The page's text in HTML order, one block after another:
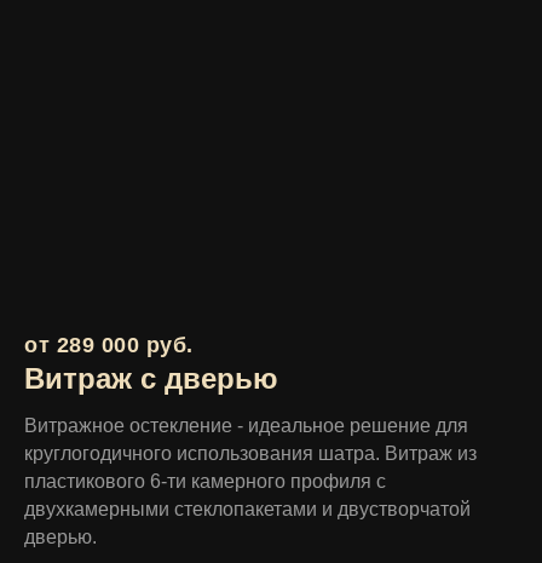
от 289 000 руб.
Витраж с дверью
Витражное остекление - идеальное решение для
круглогодичного использования шатра. Витраж из
пластикового 6-ти камерного профиля с
двухкамерными стеклопакетами и двустворчатой
дверью.